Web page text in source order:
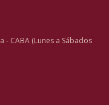
- CABA (Lunes a Sábados